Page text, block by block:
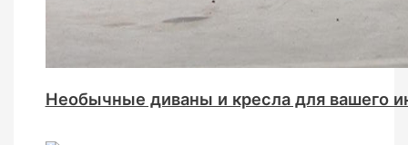
Необычные диваны и кресла для вашего